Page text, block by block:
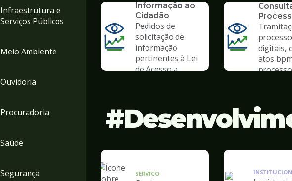
Infraestrutura e
Serviços Públicos
Meio Ambiente
Ouvidoria
Procuradoria
Saúde
Segurança
Informação ao
Cidadão
Pedidos de
solicitação de
informação
pertinentes à Lei
de Acesso a
digitais,
atos
SERVICO